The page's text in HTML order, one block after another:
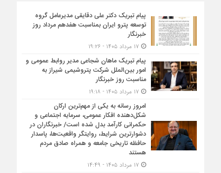
پیام تبریک دکتر علی دقایقی مدیرعامل گروه
توسعه پترو ایران بمناسبت هفدهم مرداد روز
خبرنگار
پیام تبریک ماهان شجاعی مدیر روابط عمومی و
امور بین‌الملل شرکت پتروشیمی شیراز به
مناسبت روز خبرنگار
امروز رسانه به یکی از مهم‌ترین ارکان
شکل‌دهنده افکار عمومی، سرمایه اجتماعی و
حکمرانی کارآمد بدل شده است/ خبرنگاران در
دشوارترین شرایط، روایتگر واقعیت‌ها، پاسدار
حافظه تاریخی جامعه و همراه صادق مردم
هستند